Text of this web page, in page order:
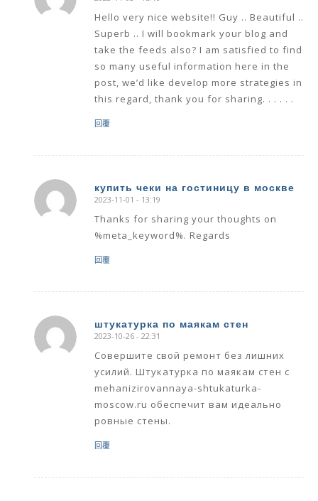
Hello very nice website!! Guy .. Beautiful ..
Superb .. I will bookmark your blog and
take the feeds also? I am satisfied to find
so many useful information here in the
post, we’d like develop more strategies in
this regard, thank you for sharing. . . . . .
回覆
купить чеки на гостиницу в москве
says:
2023-11-01 - 13:19
Thanks for sharing your thoughts on
%meta_keyword%. Regards
回覆
штукатурка по маякам стен
says:
2023-10-26 - 22:31
Совершите свой ремонт без лишних
усилий. Штукатурка по маякам стен с
mehanizirovannaya-shtukaturka-
moscow.ru обеспечит вам идеально
ровные стены.
回覆